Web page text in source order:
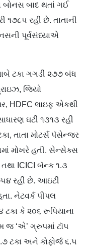
બાદ થતાં ગઈ
૧૭૮૫ રહી છે. તાતાની
પૂર્વસંધ્યાએ
ટકા ગગડી ૨૭૭ બંધ
જિયો
HDFC લાઇફ એકથી
ઘટી ૧૩૧૩ રહી
તાતા મોટર્સ પૅસેન્જર
મોખરે હતી. સેન્સેક્સ
તથા ICICI બૅન્ક ૧.૩
રહી છે. આઇટી
નેટવર્ક પીપલ
ટકા કે ૨૦૬ રૂપિયાના
જ ‘એ’ ગ્રુપમાં ટૉપ
ટકા અને કોફોર્જ ૬.૫